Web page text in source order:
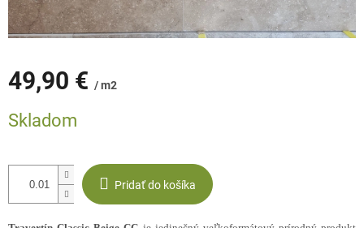
49,90 € / m2
cena:
Skladom
Pridať do košíka